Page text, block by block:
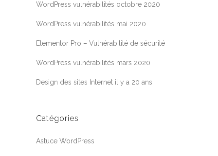
WordPress vulnérabilités octobre 2020
WordPress vulnérabilités mai 2020
Elementor Pro – Vulnérabilité de sécurité
WordPress vulnérabilités mars 2020
Design des sites Internet il y a 20 ans
Catégories
Astuce WordPress